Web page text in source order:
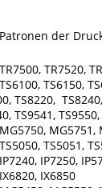
der
TR7520,
TS6150,
TS8220,
TS9541, TS9550,
MG5751,
TS5051,
IP7250,
IX6850